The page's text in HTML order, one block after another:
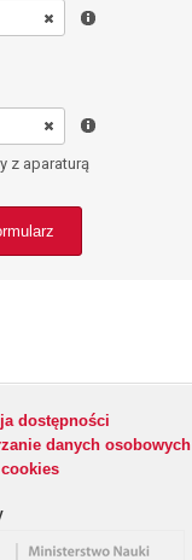
z aparaturą
dostępności
danych osobowych